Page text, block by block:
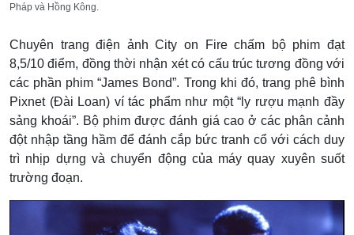
Pháp và Hồng Kông.
Chuyên trang điện ảnh City on Fire chấm bộ phim đạt
8,5/10 điểm, đồng thời nhận xét có cấu trúc tương đồng với
các phần phim “James Bond”. Trong khi đó, trang phê bình
Pixnet (Đài Loan) ví tác phẩm như một “ly rượu mạnh đầy
sảng khoái”. Bộ phim được đánh giá cao ở các phân cảnh
đột nhập tầng hầm để đánh cắp bức tranh cổ với cách duy
trì nhịp dựng và chuyển động của máy quay xuyên suốt
trường đoạn.